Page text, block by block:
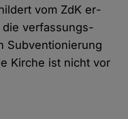
vom ZdK er­
die verfassungs­
Sub­ventionierung
Kirche ist nicht vor